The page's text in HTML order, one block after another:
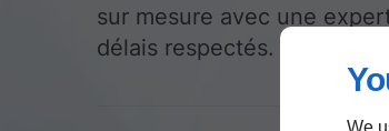
We
sur mesure avec une
délais respectés.